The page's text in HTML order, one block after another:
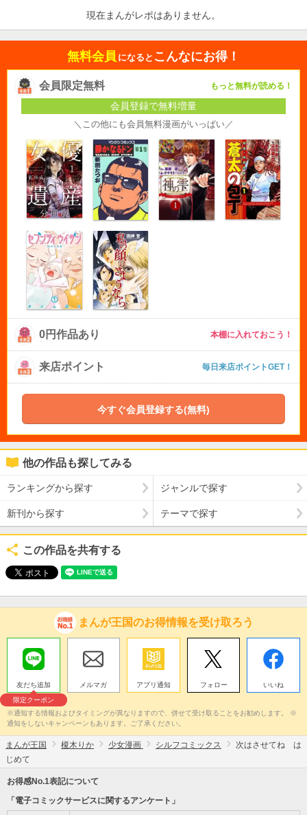
現在まんがレポはありません。
無料会員 になると こんなにお得！
会員限定無料 もっと無料が読める！
会員登録で無料増量
＼この他にも会員無料漫画がいっぱい／
0円作品あり 本棚に入れておこう！
来店ポイント 毎日来店ポイントGET！
今すぐ会員登録する(無料)
他の作品も探してみる
ランキングから探す ジャンルで探す
新刊から探す テーマで探す
この作品を共有する
まんが王国のお得情報を受け取ろう
友だち追加
限定クーポン
メルマガ アプリ通知 フォロー いいね
※通知する情報およびタイミングが異なりますので、併せて受け取ることをお勧めします。 ※
通知をしないキャンペーンもあります。ご了承ください。
まんが王国 榎木りか 少女漫画 シルフコミックス
次はさせてね は
じめて
お得感No.1表記について
「電子コミックサービスに関するアンケート」